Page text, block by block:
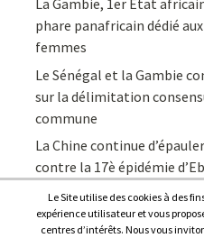
La Gambie, 1er Etat
phare panafricain dédié
femmes
Le Sénégal et la Gambie
sur la délimitation
commune
La Chine continue
contre la 17è épidémie
Le Site utilise des cookies à des
expérience utilisateur et vous
centres d’intérêts. Nous vous